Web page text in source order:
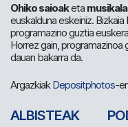
Ohiko saioaketa
euskalduna eskeiniz.
programazino guztia
Horrez gain,
dauan bakarra da.
ArgazkiakDepositphotos-
ALBISTEAK